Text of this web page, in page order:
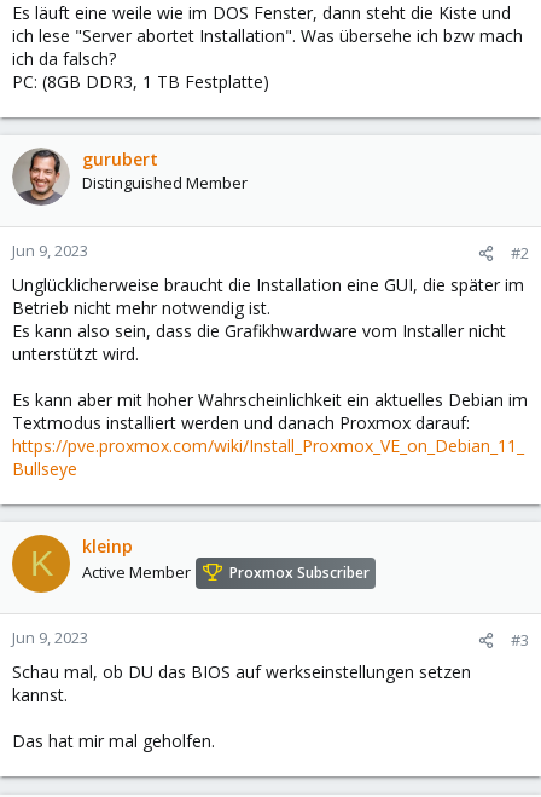
Es läuft eine weile wie im DOS Fenster, dann steht die Kiste und
ich lese "Server abortet Installation". Was übersehe ich bzw mach
ich da falsch?
PC: (8GB DDR3, 1 TB Festplatte)
gurubert
Distinguished Member
Jun 9, 2023 #2
Unglücklicherweise braucht die Installation eine GUI, die später im
Betrieb nicht mehr notwendig ist.
Es kann also sein, dass die Grafikhwardware vom Installer nicht
unterstützt wird.
Es kann aber mit hoher Wahrscheinlichkeit ein aktuelles Debian im
Textmodus installiert werden und danach Proxmox darauf:
https://pve.proxmox.com/wiki/Install_Proxmox_VE_on_Debian_11_
Bullseye
K kleinp
Active Member Proxmox Subscriber
Jun 9, 2023 #3
Schau mal, ob DU das BIOS auf werkseinstellungen setzen
kannst.
Das hat mir mal geholfen.